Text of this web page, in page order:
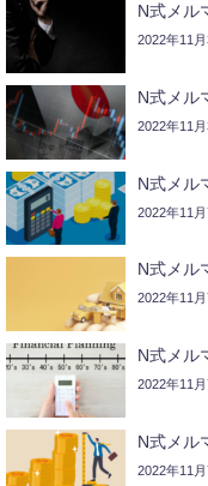
N式メル
2022年11月
N式メル
2022年11月
N式メル
2022年11月
N式メル
2022年11月
N式メル
2022年11月
N式メル
2022年11月